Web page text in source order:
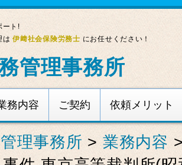
ート!
は伊﨑社会保険労務士 にお任せください！
管理事務所
務内容 ご契約 依頼メリット
理事務所 > 業務内容